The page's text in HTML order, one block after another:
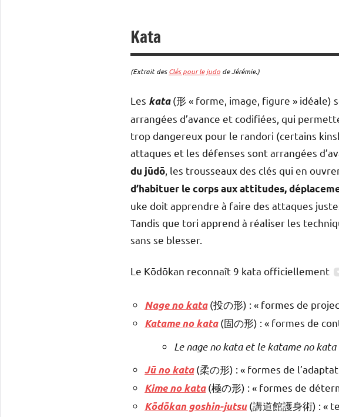
Kata
(Extrait desClés pour le judo de Jérémie.)
Les kata(形 « forme, image, figure » idéale)
arrangées d’avance et codifiées, qui
trop dangereux pour le randori (certains
attaques et les défenses sont arrangées
du jūdō , les trousseaux des clés qui en
d’habituer le corps aux attitudes,
uke doit apprendre à faire des attaques
Tandis que tori apprend à réaliser les
sans se blesser.
Le Kōdōkan reconnaît 9 kata officiellement
Nage no kata(投の形) : « formes de
Katame no kata(固の形) : « formes de
Le nage no kata et le katame no
Jū no kata(柔の形) : « formes de
Kime no kata(極の形) : « formes de
Kōdōkan goshin-jutsu (講道館護身術) : «